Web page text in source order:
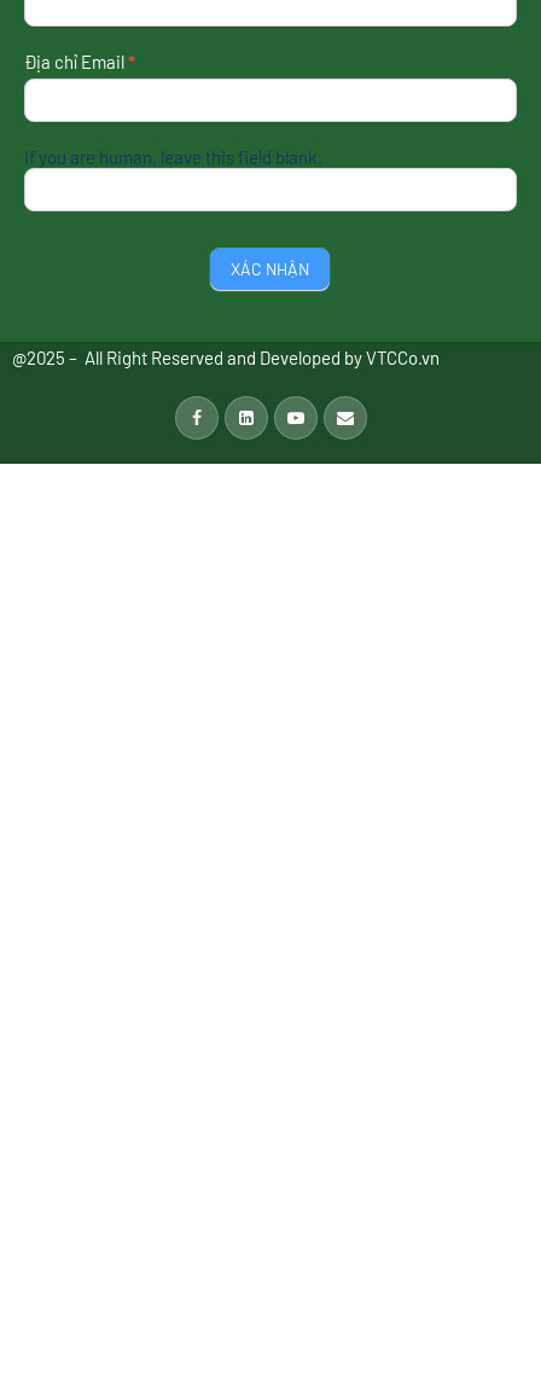
nhất
Địa chỉ Email*
If you are human, leave this field blank.
XÁC NHẬN
@2025 – All Right Reserved and Developed byVTCCo.vn